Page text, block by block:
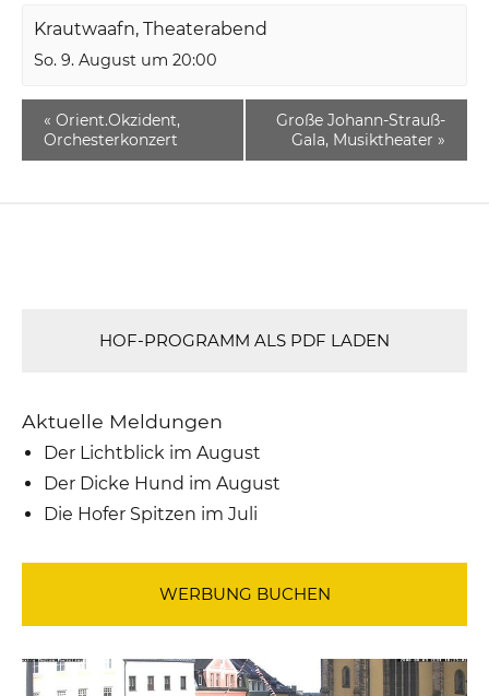
Krautwaafn, Theaterabend
So. 9. August um 20:00
« Orient.Okzident,
Orchesterkonzert
Große Johann-Strauß-
Gala, Musiktheater »
HOF-PROGRAMM ALS PDF LADEN
Aktuelle Meldungen
Der Lichtblick im August
Der Dicke Hund im August
Die Hofer Spitzen im Juli
WERBUNG BUCHEN